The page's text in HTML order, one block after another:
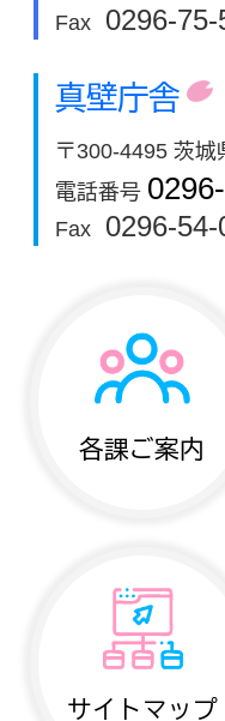
Fax
0296-75-
真壁庁舎
〒300-4495 茨
電話番号
Fax
0296-54-
各課ご案内
サイトマップ